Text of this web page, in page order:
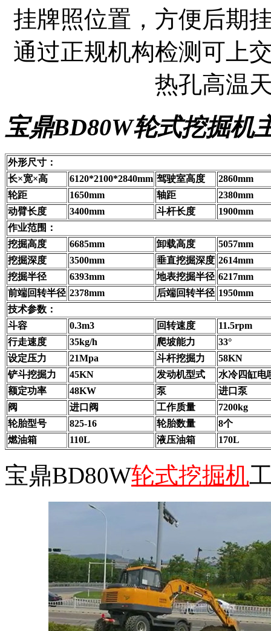
挂牌照位置，方便后期
通过正规机构检测可上
热孔高温
宝鼎BD80W轮式挖掘机
外形尺寸：
长×宽×高
6120*2100*2840mm 驾驶室高度
2860mm
轮距
1650mm 轴距
2380mm
动臂长度
3400mm 斗杆长度
1900mm
作业范围：
挖掘高度
6685mm 卸载高度
5057mm
挖掘深度
3500mm 垂直挖掘深度 2614mm
挖掘半径
6393mm 地表挖掘半径 6217mm
前端回转半径 2378mm 后端回转半径 1950mm
技术参数：
斗容
0.3m3 回转速度
11.5rpm
行走速度
35kg/h 爬坡能力
33°
设定压力
21Mpa 斗杆挖掘力
58KN
铲斗挖掘力
45KN 发动机型式
水冷四缸电
额定功率
48KW 泵
进口泵
阀
进口阀 工作质量
7200kg
轮胎型号
825-16 轮胎数量
8个
燃油箱
110L 液压油箱 170L
宝鼎BD80W轮式挖掘机